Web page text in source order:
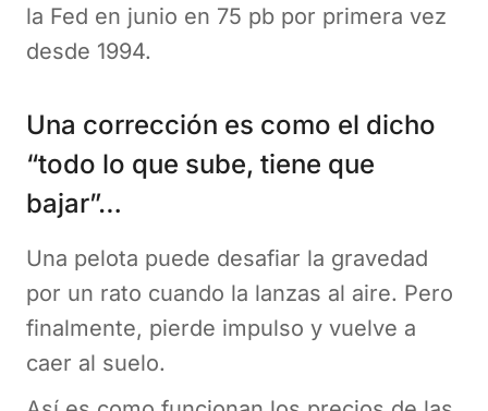
la Fed en junio en 75 pb por primera vez
desde 1994.
Una corrección es como el dicho
“todo lo que sube, tiene que
bajar”…
Una pelota puede desafiar la gravedad
por un rato cuando la lanzas al aire. Pero
finalmente, pierde impulso y vuelve a
caer al suelo.